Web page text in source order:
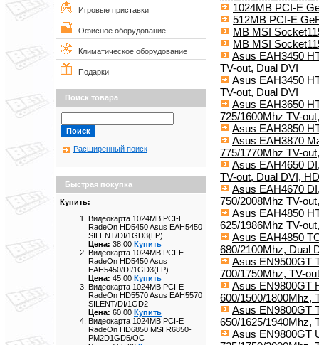
Игровые приставки
Офисное оборудование
Климатическое оборудование
Подарки
Поиск товара
Расширенный поиск
Быстрая покупка
Купить:
Видеокарта 1024MB PCI-E
RadeOn HD5450 Asus EAH5450
SILENT/DI/1GD3(LP)
Цена: 38.00 Купить
Видеокарта 1024MB PCI-E
RadeOn HD5450 Asus
EAH5450/DI/1GD3(LP)
Цена: 45.00 Купить
Видеокарта 1024MB PCI-E
RadeOn HD5570 Asus EAH5570
SILENT/DI/1GD2
Цена: 60.00 Купить
Видеокарта 1024MB PCI-E
RadeOn HD6850 MSI R6850-
PM2D1GD5/OC
1024MB PCI-E
512MB PCI-E
MB MSI
MB MSI
Asus EAH3450
TV-out, Dual DVI
Asus EAH3450
TV-out, Dual DVI
Asus EAH3650
725/1600Mhz TV-
Asus EAH3850
Asus EAH3870
775/1770Mhz TV-
Asus EAH4650
TV-out, Dual DVI,
Asus EAH4670
750/2008Mhz TV-
Asus EAH4850
625/1986Mhz TV-
Asus EAH4850
680/2100Mhz, Dual
Asus EN9500GT
700/1750Mhz, TV-
Asus EN9800GT
600/1500/1800Mhz,
Asus EN9800GT
650/1625/1940Mhz,
Asus EN9800GT